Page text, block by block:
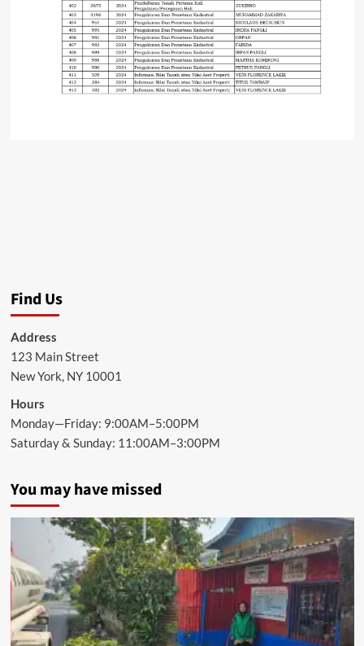
Find Us
Address
123 Main Street
New York, NY 10001
Hours
Monday—Friday: 9:00AM–5:00PM
Saturday & Sunday: 11:00AM–3:00PM
You may have missed